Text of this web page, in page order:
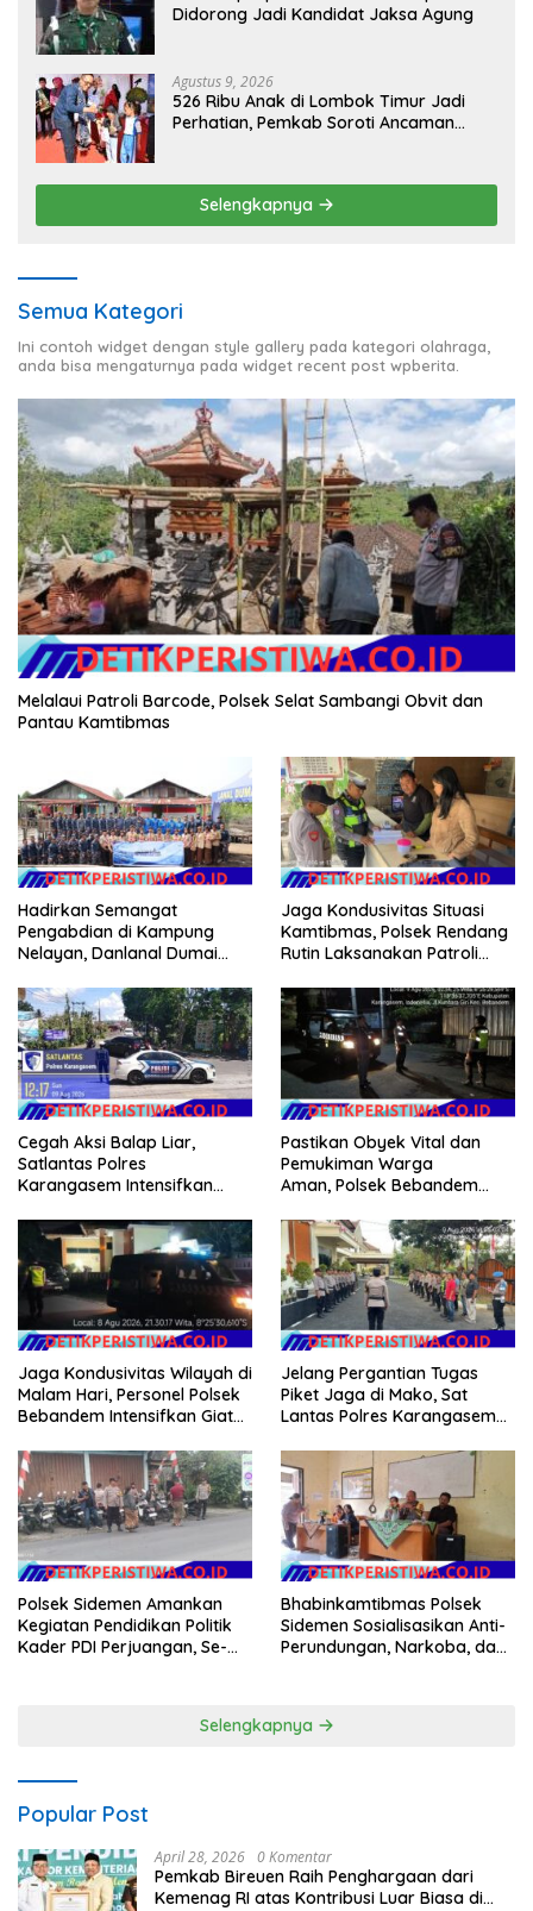
Didorong Jadi Kandidat Jaksa Agung
Agustus 9, 2026
526 Ribu Anak di Lombok Timur Jadi
Perhatian, Pemkab Soroti Ancaman
Selengkapnya
Semua Kategori
Ini contoh widget dengan style gallery pada kategori olahraga,
anda bisa mengaturnya pada widget recent post wpberita.
Melalaui Patroli Barcode, Polsek Selat Sambangi Obvit dan
Pantau Kamtibmas
Hadirkan Semangat
Pengabdian di Kampung
Nelayan, Danlanal Dumai
Bersih Pantai
Jaga Kondusivitas Situasi
Kamtibmas, Polsek Rendang
Rutin Laksanakan Patroli
Cegah Aksi Balap Liar,
Satlantas Polres
Karangasem Intensifkan
Seraya
Pastikan Obyek Vital dan
Pemukiman Warga
Aman, Polsek Bebandem
pada Dini Hari
Jaga Kondusivitas Wilayah di
Malam Hari, Personel Polsek
Bebandem Intensifkan Giat
Jelang Pergantian Tugas
Piket Jaga di Mako, Sat
Lantas Polres Karangasem
Jaga
Polsek Sidemen Amankan
Kegiatan Pendidikan Politik
Kader PDI Perjuangan, Se-
Bhabinkamtibmas Polsek
Sidemen Sosialisasikan Anti-
Perundungan, Narkoba, dan
Selengkapnya
Popular Post
April 28, 2026 0 Komentar
Pemkab Bireuen Raih Penghargaan dari
Kemenag RI atas Kontribusi Luar Biasa di